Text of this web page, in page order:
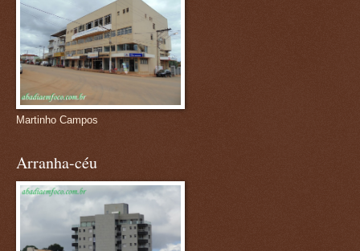
Martinho Campos
Arranha-céu